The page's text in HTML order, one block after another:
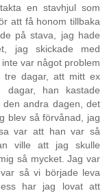
en stavhjul som
att få honom tillbaka
på stava, jag hade
jag skickade med
var något problem
tre dagar, att mitt ex
han kastade
den andra dagen, det
blev så förvånad, jag
var att han var så
ville att jag skulle
så mycket. Jag var
så vi började leva
har jag lovat att